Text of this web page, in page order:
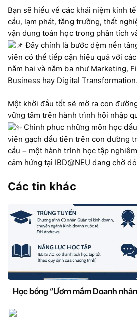
Bạn sẽ hiểu về các khái niệm kinh
cầu, lạm phát, tăng trưởng, thất
vận dụng toán học trong phân tích
Đây chính là bước đệm nền
viên có thể tiếp cận hiệu quả với
năm hai và năm ba như Marketing,
Business hay Digital Transformation.
Một khởi đầu tốt sẽ mở ra con
vững tâm trên hành trình hội nhập
Chinh phục những môn học
viên gạch đầu tiên trên con đường
cầu – một hành trình học tập
cảm hứng tại IBD@NEU đang chờ
Các tin khác
Học bổng “Ươm mầm Doanh